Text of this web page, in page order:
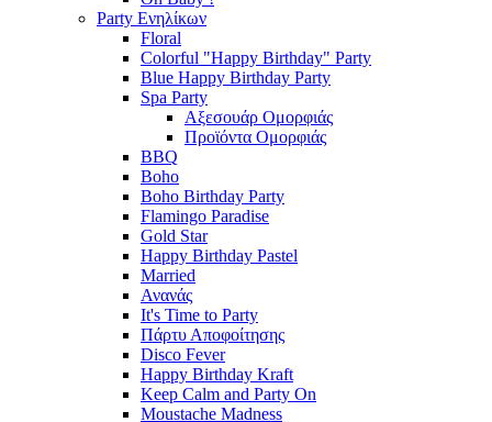
Party Ενηλίκων
Floral
Colorful "Happy Birthday" Party
Blue Happy Birthday Party
Spa Party
Αξεσουάρ Ομορφιάς
Προϊόντα Ομορφιάς
BBQ
Boho
Boho Birthday Party
Flamingo Paradise
Gold Star
Happy Birthday Pastel
Married
Ανανάς
It's Time to Party
Πάρτυ Αποφοίτησης
Disco Fever
Happy Birthday Kraft
Keep Calm and Party On
Moustache Madness